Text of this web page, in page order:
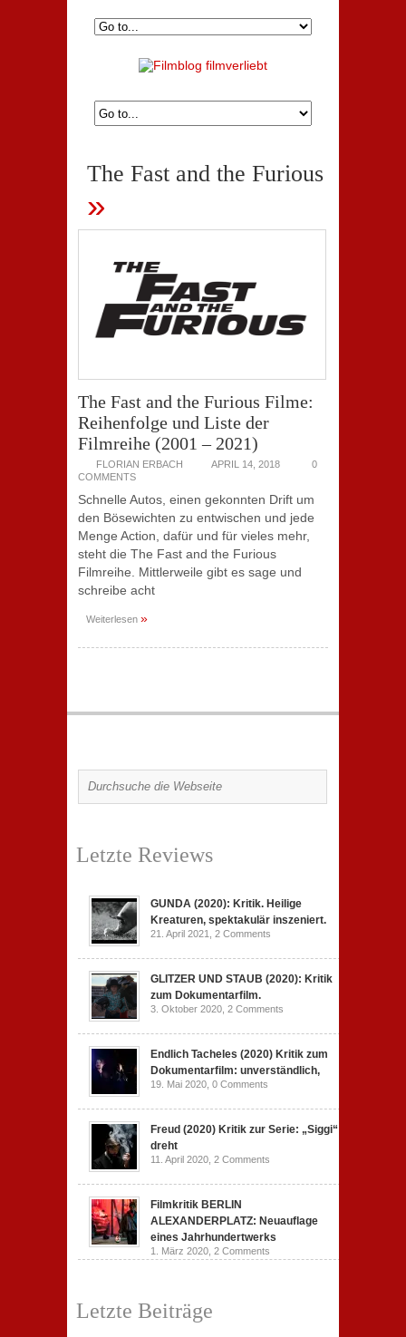
The Fast and the Furious
»
The Fast and the Furious Filme:
Reihenfolge und Liste der
Filmreihe (2001 – 2021)
FLORIAN ERBACH APRIL 14, 2018
0
COMMENTS
Schnelle Autos, einen gekonnten Drift um
den Bösewichten zu entwischen und jede
Menge Action, dafür und für vieles mehr,
steht die The Fast and the Furious
Filmreihe. Mittlerweile gibt es sage und
schreibe acht
Weiterlesen »
Letzte Reviews
GUNDA (2020): Kritik. Heilige
Kreaturen, spektakulär inszeniert.
21. April 2021, 2 Comments
GLITZER UND STAUB (2020): Kritik
zum Dokumentarfilm.
3. Oktober 2020, 2 Comments
Endlich Tacheles (2020) Kritik zum
Dokumentarfilm: unverständlich,
19. Mai 2020, 0 Comments
Freud (2020) Kritik zur Serie: „Siggi“
dreht
11. April 2020, 2 Comments
Filmkritik BERLIN
ALEXANDERPLATZ: Neuauflage
eines Jahrhundertwerks
1. März 2020, 2 Comments
Letzte Beiträge